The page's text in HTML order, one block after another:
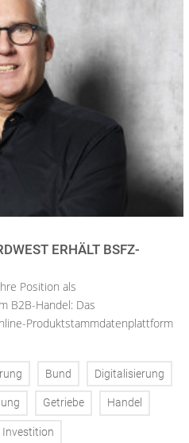
ERHÄLT BSFZ-
Position als
B2B-Handel: Das
Produktstammdatenplattform
Bund Digitalisierung
Getriebe Handel
Investition